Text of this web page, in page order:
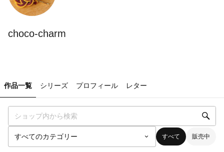
choco-charm
作品一覧 シリーズ プロフィール レター
すべて 販売中